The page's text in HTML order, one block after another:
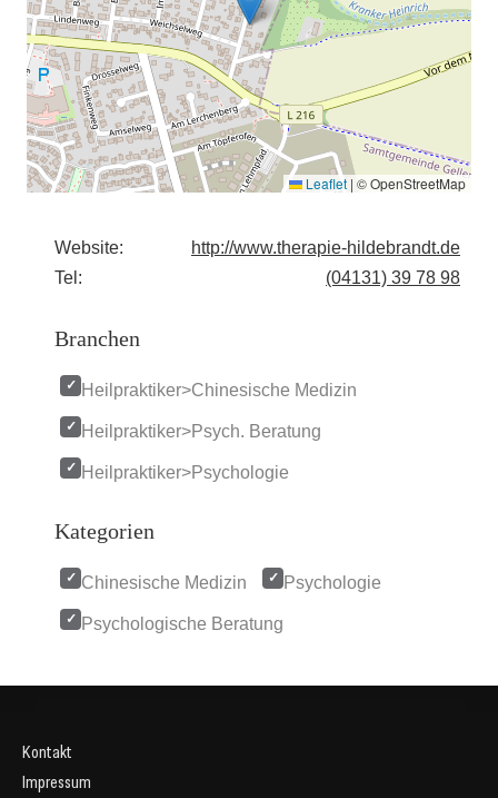
Leaflet | © OpenStreetMap
Website:
http://www.therapie-hildebrandt.de
Tel:
(04131) 39 78 98
Branchen
Heilpraktiker>Chinesische Medizin
Heilpraktiker>Psych. Beratung
Heilpraktiker>Psychologie
Kategorien
Chinesische Medizin Psychologie
Psychologische Beratung
Kontakt
Impressum